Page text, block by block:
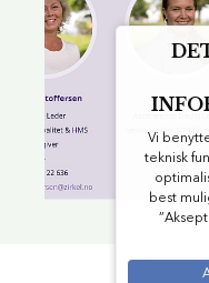
Vi
teknisk
best